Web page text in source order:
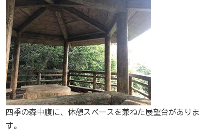
四季の森中腹に、休憩スペースを兼ねた展望台がありま
す。